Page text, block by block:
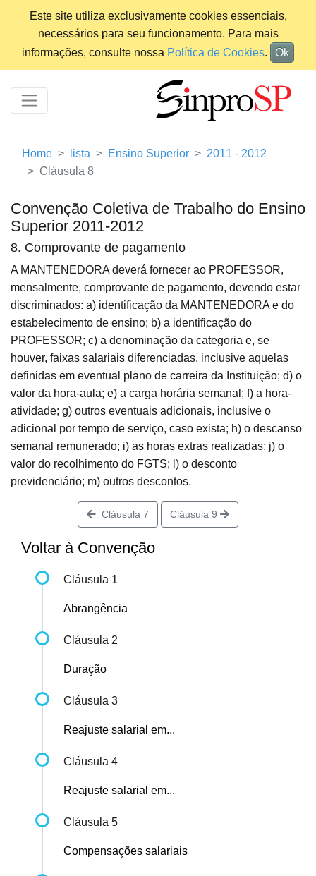
Este site utiliza exclusivamente cookies essenciais,
necessários para seu funcionamento. Para mais
informações, consulte nossa Política de Cookies. Ok
Home lista Ensino Superior
2011 - 2012
Cláusula 8
Convenção Coletiva de Trabalho do Ensino
Superior 2011-2012
8. Comprovante de pagamento
A MANTENEDORA deverá fornecer ao PROFESSOR,
mensalmente, comprovante de pagamento, devendo estar
discriminados: a) identificação da MANTENEDORA e do
estabelecimento de ensino; b) a identificação do
PROFESSOR; c) a denominação da categoria e, se
houver, faixas salariais diferenciadas, inclusive aquelas
definidas em eventual plano de carreira da Instituição; d) o
valor da hora-aula; e) a carga horária semanal; f) a hora-
atividade; g) outros eventuais adicionais, inclusive o
adicional por tempo de serviço, caso exista; h) o descanso
semanal remunerado; i) as horas extras realizadas; j) o
valor do recolhimento do FGTS; l) o desconto
previdenciário; m) outros descontos.
Cláusula 7 Cláusula 9
Voltar à Convenção
Cláusula 1
Abrangência
Cláusula 2
Duração
Cláusula 3
Reajuste salarial em...
Cláusula 4
Reajuste salarial em...
Cláusula 5
Compensações salariais